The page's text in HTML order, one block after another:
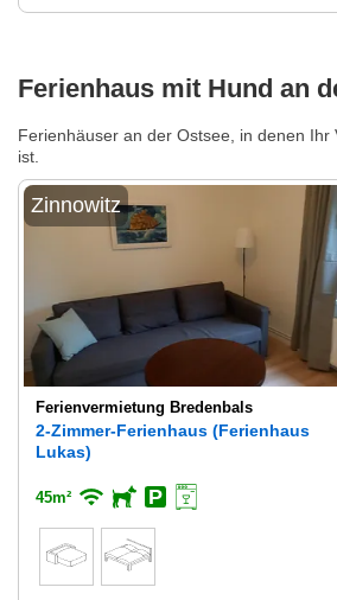
Ferienhaus mit Hund an
Ferienhäuser an der Ostsee, in denen Ihr
ist.
Zinnowitz
Ferienvermietung Bredenbals
2-Zimmer-Ferienhaus (Ferienhaus
Lukas)
45m²